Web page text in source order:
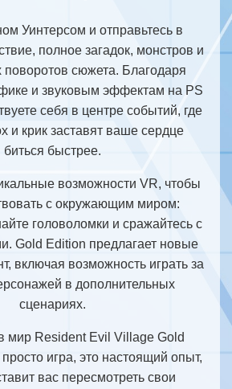
Уинтерсом и отправьтесь в
полное загадок, монстров и
сюжета. Благодаря
и звуковым эффектам на PS
себя в центре событий, где
и крик заставят ваше сердце
биться быстрее.
возможности VR, чтобы
с окружающим миром:
головоломки и сражайтесь с
Gold Edition предлагает новые
включая возможность играть за
в дополнительных
сценариях.
мир Resident Evil Village Gold
игра, это настоящий опыт,
вас пересмотреть свои